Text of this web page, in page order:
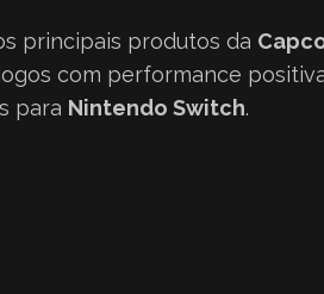
principais produtos da
com performance
para Nintendo Switch.